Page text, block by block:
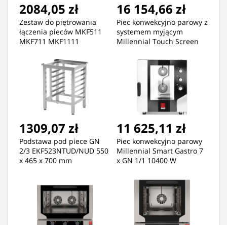
2084,05 zł
Zestaw do piętrowania
łączenia pieców MKF511
MKF711 MKF1111
16 154,66 zł
Piec konwekcyjno parowy z
systemem myjącym
Millennial Touch Screen
1309,07 zł
Podstawa pod piece GN
2/3 EKF523NTUD/NUD 550
x 465 x 700 mm
11 625,11 zł
Piec konwekcyjno parowy
Millennial Smart Gastro 7
x GN 1/1 10400 W